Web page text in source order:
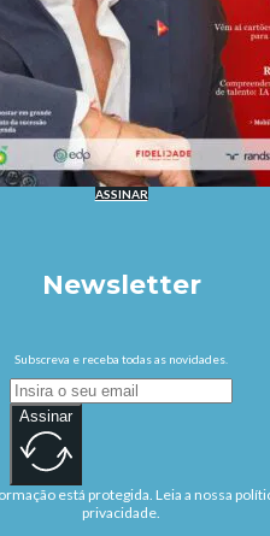
ASSINAR
Newsletter
Subscreva e receba todas as novidades.
Assinar
está protegida. Leia a nossa
privacidade.